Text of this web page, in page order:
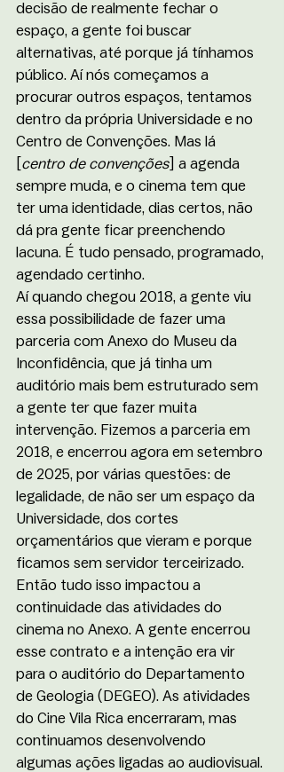
decisão de realmente fechar o
espaço, a gente foi buscar
alternativas, até porque já tínhamos
público. Aí nós começamos a
procurar outros espaços, tentamos
dentro da própria Universidade e no
Centro de Convenções. Mas lá
centro de convenções] a agenda
sempre muda, e o cinema tem que
ter uma identidade, dias certos, não
dá pra gente ficar preenchendo
lacuna. É tudo pensado, programado,
agendado certinho.
Aí quando chegou 2018, a gente viu
essa possibilidade de fazer uma
parceria com Anexo do Museu da
Inconfidência, que já tinha um
auditório mais bem estruturado sem
a gente ter que fazer muita
intervenção. Fizemos a parceria em
2018, e encerrou agora em setembro
de 2025, por várias questões: de
legalidade, de não ser um espaço da
Universidade, dos cortes
orçamentários que vieram e porque
ficamos sem servidor terceirizado.
Então tudo isso impactou a
continuidade das atividades do
cinema no Anexo. A gente encerrou
esse contrato e a intenção era vir
para o auditório do Departamento
de Geologia (DEGEO). As atividades
do Cine Vila Rica encerraram, mas
continuamos desenvolvendo
algumas ações ligadas ao audiovisual.